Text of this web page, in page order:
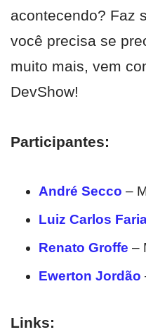
acontecendo? Faz
você precisa se
muito mais, vem
DevShow!
Participantes:
André Secco –
Luiz Carlos
Renato Groffe –
Ewerton Jordão
Links: